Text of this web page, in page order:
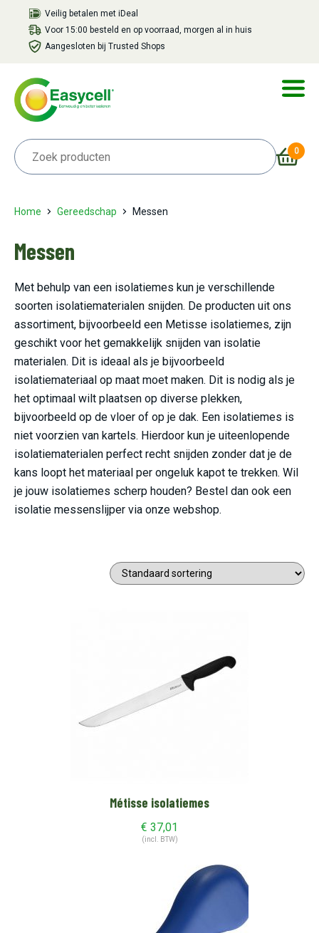
Veilig betalen met iDeal
Voor 15:00 besteld en op voorraad, morgen al in huis
Aangesloten bij Trusted Shops
0
Home Gereedschap Messen
Messen
Met behulp van een isolatiemes kun je verschillende
soorten isolatiematerialen snijden. De producten uit ons
assortiment, bijvoorbeeld een Metisse isolatiemes, zijn
geschikt voor het gemakkelijk snijden van isolatie
materialen. Dit is ideaal als je bijvoorbeeld
isolatiemateriaal op maat moet maken. Dit is nodig als je
het optimaal wilt plaatsen op diverse plekken,
bijvoorbeeld op de vloer of op je dak. Een isolatiemes is
niet voorzien van kartels. Hierdoor kun je uiteenlopende
isolatiematerialen perfect recht snijden zonder dat je de
kans loopt het materiaal per ongeluk kapot te trekken. Wil
je jouw isolatiemes scherp houden? Bestel dan ook een
isolatie messenslijper via onze webshop.
Métisse isolatiemes
€ 37,01
(incl. BTW)